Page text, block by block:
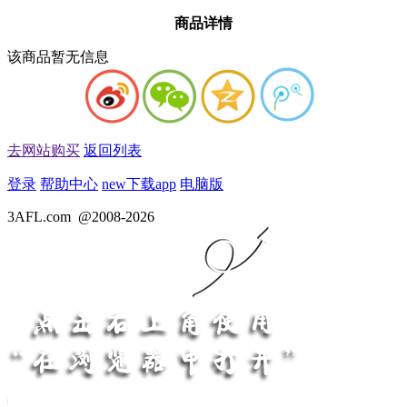
商品详情
该商品暂无信息
去网站购买 返回列表
登录 帮助中心 new下载app 电脑版
3AFL.com @2008-2026